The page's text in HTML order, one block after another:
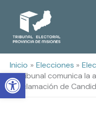
Open toolbar
Inicio Elecciones
El Tribunal comunica la
Proclamación de